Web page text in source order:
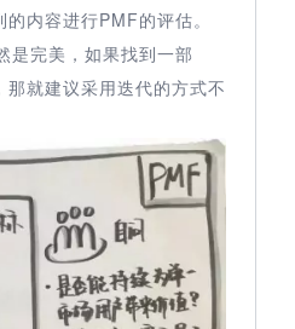
内容进行PMF的评估。
是完美，如果找到一部
就建议采用迭代的方式不